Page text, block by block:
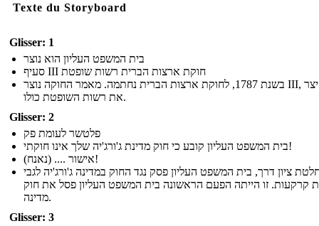
Texte du Storyboard
Glisser: 1
בית המשפט העליון הוא נוצר
סעיף III חוקת ארצות הברית רשות שופטת
בשנת 1787, לחוקת ארצות הברית נחתמה. מאמר החוקה נוצר III, אשר יצר
את רשות השופטת כולו.
Glisser: 2
פלטשר לעומת פק
בית המשפט העליון קובע כי חוק מדינת ג'ורג'יה שלך אינו חוקתי!
(נאנח) .... אישור!
ציון דרך, בית המשפט העליון פסק נגד החוק במדינה ג'ורג'יה לגבי
קרקעות. זו הייתה הפעם הראשונה בית המשפט העליון פסל את חוק
מדינה.
Glisser: 3